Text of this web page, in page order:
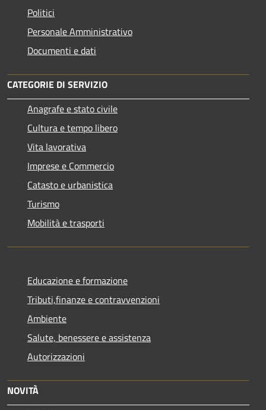
Politici
Personale Amministrativo
Documenti e dati
CATEGORIE DI SERVIZIO
Anagrafe e stato civile
Cultura e tempo libero
Vita lavorativa
Imprese e Commercio
Catasto e urbanistica
Turismo
Mobilità e trasporti
Educazione e formazione
Tributi,finanze e contravvenzioni
Ambiente
Salute, benessere e assistenza
Autorizzazioni
NOVITÀ